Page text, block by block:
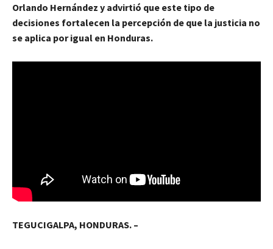
Orlando Hernández y advirtió que este tipo de
decisiones fortalecen la percepción de que la justicia no
se aplica por igual en Honduras.
TEGUCIGALPA, HONDURAS. –